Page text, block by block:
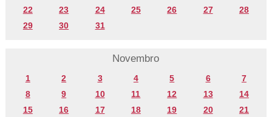
22
23 24 25 26 27
28
29
30 31
Novembro
1 2 3 4 5 6
7
8
9 10 11 12 13
14
15
16 17 18 19 20
21